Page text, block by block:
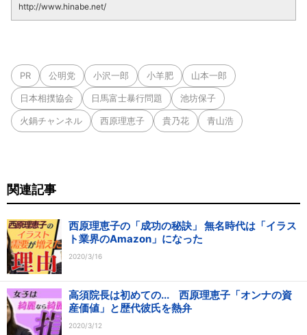
http://www.hinabe.net/
PR 公明党 小沢一郎 小羊肥 山本一郎
日本相撲協会 日馬富士暴行問題 池坊保子
火鍋チャンネル 西原理恵子 貴乃花 青山浩
関連記事
西原理恵子の「成功の秘訣」 無名時代は「イラス
ト業界のAmazon」になった
2020/3/16
高須院長は初めての... 西原理恵子「オンナの資
産価値」と歴代彼氏を熱弁
2020/3/12